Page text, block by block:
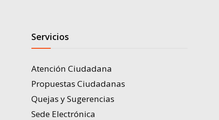
Servicios
Atención Ciudadana
Propuestas Ciudadanas
Quejas y Sugerencias
Sede Electrónica